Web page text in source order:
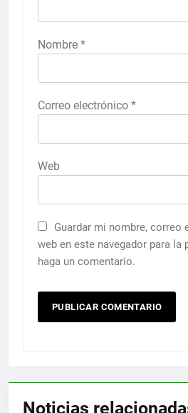
Nombre *
Correo electrónico *
Web
Guardar mi nombre,
web en este navegador para la
haga un comentario.
Noticias